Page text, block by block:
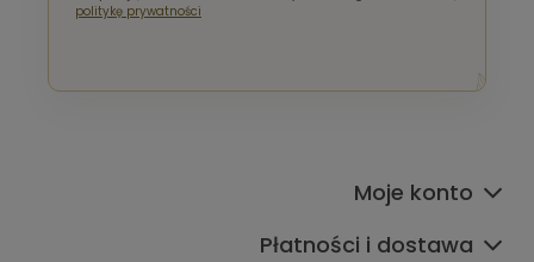
politykę prywatności
Moje konto
Płatności i dostawa